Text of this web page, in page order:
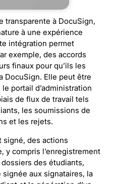
transparente à DocuSign,
à une expérience
intégration permet
exemple, des accords
finaux pour qu’ils les
DocuSign. Elle peut être
portail d’administration
de flux de travail tels
les soumissions de
et les rejets.
signé, des actions
y compris l’enregistrement
des étudiants,
signée aux signataires, la